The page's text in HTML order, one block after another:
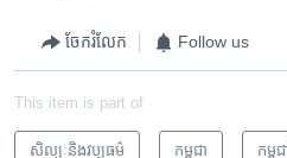
ចែករំលែក Follow us
This item is part of
សិល្បៈនិងវប្បធម៌ កម្ពុជា កម្ពុជ